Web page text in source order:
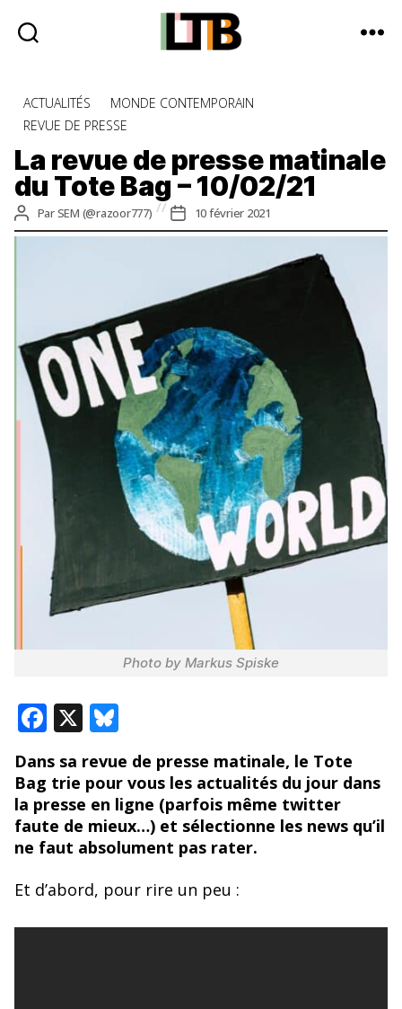
Bag
Média
d'information
quotidienne
Catégories
ACTUALITÉS
MONDE CONTEMPORAIN
REVUE DE PRESSE
La revue de presse matinale
du Tote Bag – 10/02/21
Auteur
de
ParSEM (@razoor777)
Date
de
10 février 2021
Photo by Markus Spiske
F
e
b
o
o
k
X Bl
e
sk
y
Dans sa revue de presse matinale, le Tote
Bag trie pour vous les actualités du jour dans
la presse en ligne (parfois même twitter
faute de mieux…) et sélectionne les news qu’il
ne faut absolument pas rater.
Et d’abord, pour rire un peu :